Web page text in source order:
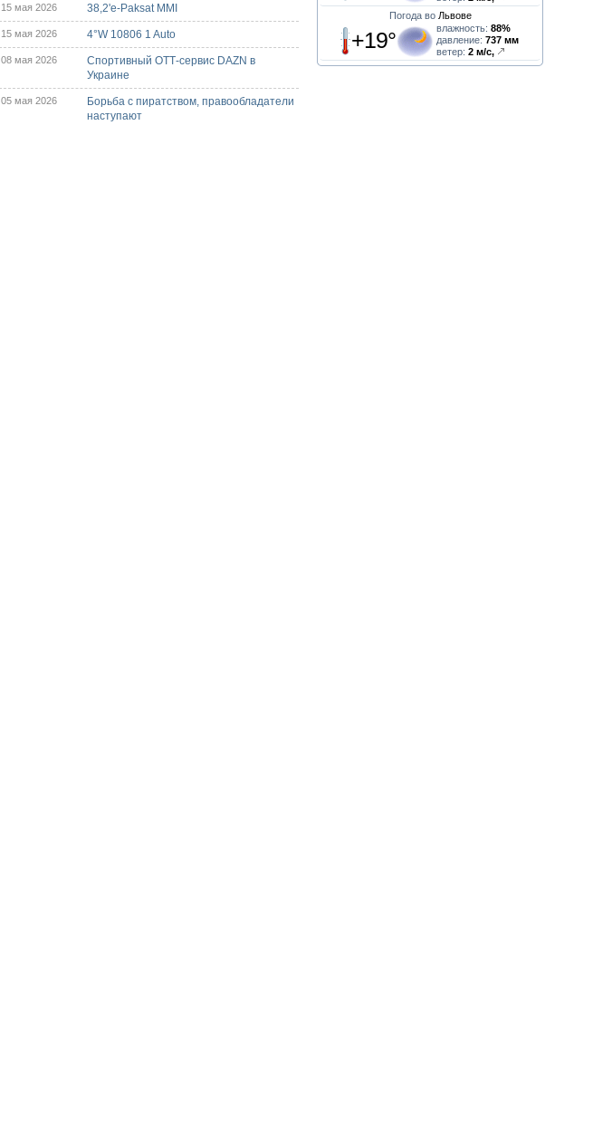
Погода во Львове
+19° влажность: 88%
давление: 737 мм
ветер: 2 м/с,
15 мая 2026 38,2'e-Paksat MMI
15 мая 2026 4°W 10806 1 Auto
08 мая 2026
Спортивный ОТТ-сервис DAZN в
Украине
05 мая 2026
Борьба с пиратством, правообладатели
наступают